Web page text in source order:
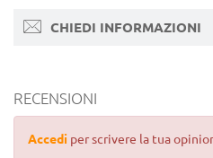
CHIEDI INFORMAZIONI
RECENSIONI
Accedi per scrivere la tua